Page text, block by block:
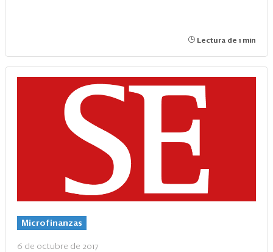
Lectura de 1 min
Microfinanzas
6 de octubre de 2017